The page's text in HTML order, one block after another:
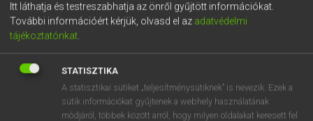
Európai uniós terminológiai szótár
Itt láthatja és testreszabhatja az önről gyűjtött információkat.
További információért kérjük, olvasd el az adatvédelmi
tájékoztatónkat.
STATISZTIKA
A statisztikai sütiket „teljesítménysütiknek” is nevezik. Ezek a
sütik információkat gyűjtenek a webhely használatának
módjáról, többek között arról, hogy milyen oldalakat keresett fel
t z u i o p
g h j k l é á ű Ω
n m , . AltGr